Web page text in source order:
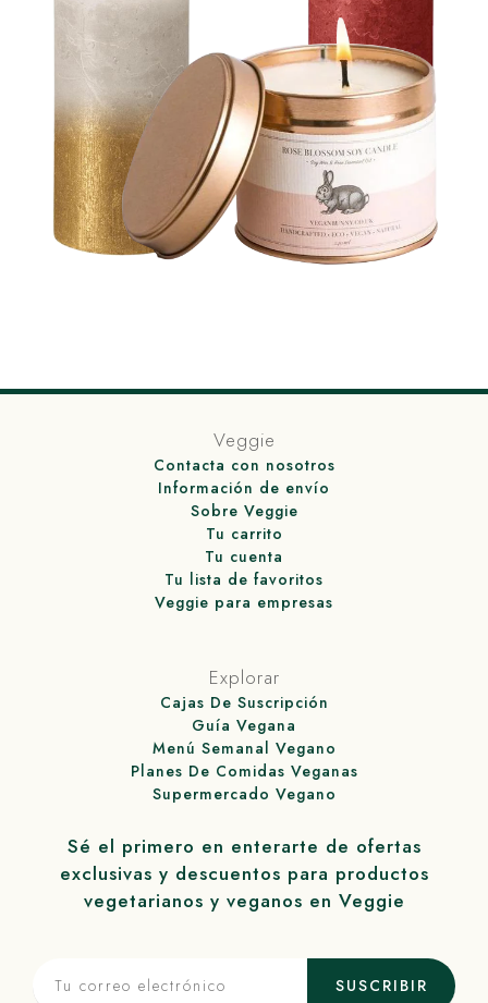
Veggie
Contacta con nosotros
Información de envío
Sobre Veggie
Tu carrito
Tu cuenta
Tu lista de favoritos
Veggie para empresas
Explorar
Cajas De Suscripción
Guía Vegana
Menú Semanal Vegano
Planes De Comidas Veganas
Supermercado Vegano
Sé el primero en enterarte de ofertas
exclusivas y descuentos para productos
vegetarianos y veganos en Veggie
SUSCRIBIR